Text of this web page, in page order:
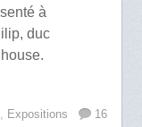
à
duc
, Expositions
16